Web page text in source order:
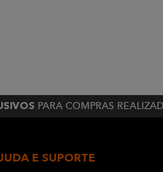
PARA COMPRAS
E SUPORTE